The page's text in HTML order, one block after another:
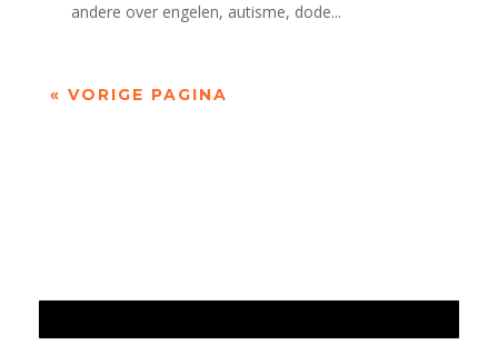
andere over engelen, autisme, dode...
« VORIGE PAGINA